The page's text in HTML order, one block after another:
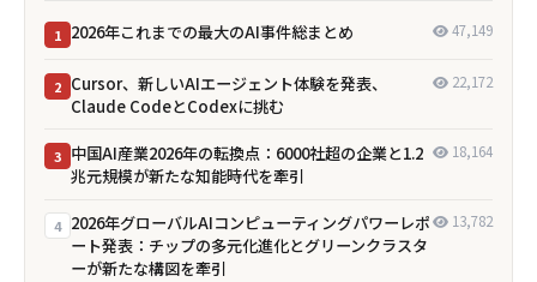
1 2026年これまでの最大のAI事件総まとめ 47,149
2 Cursor、新しいAIエージェント体験を発表、
Claude CodeとCodexに挑む
22,172
3 中国AI産業2026年の転換点：6000社超の企業と1.2
兆元規模が新たな知能時代を牽引
18,164
4 2026年グローバルAIコンピューティングパワーレポ
ート発表：チップの多元化進化とグリーンクラスタ
ーが新たな構図を牽引
13,782